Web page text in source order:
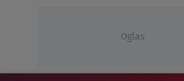
Oglas